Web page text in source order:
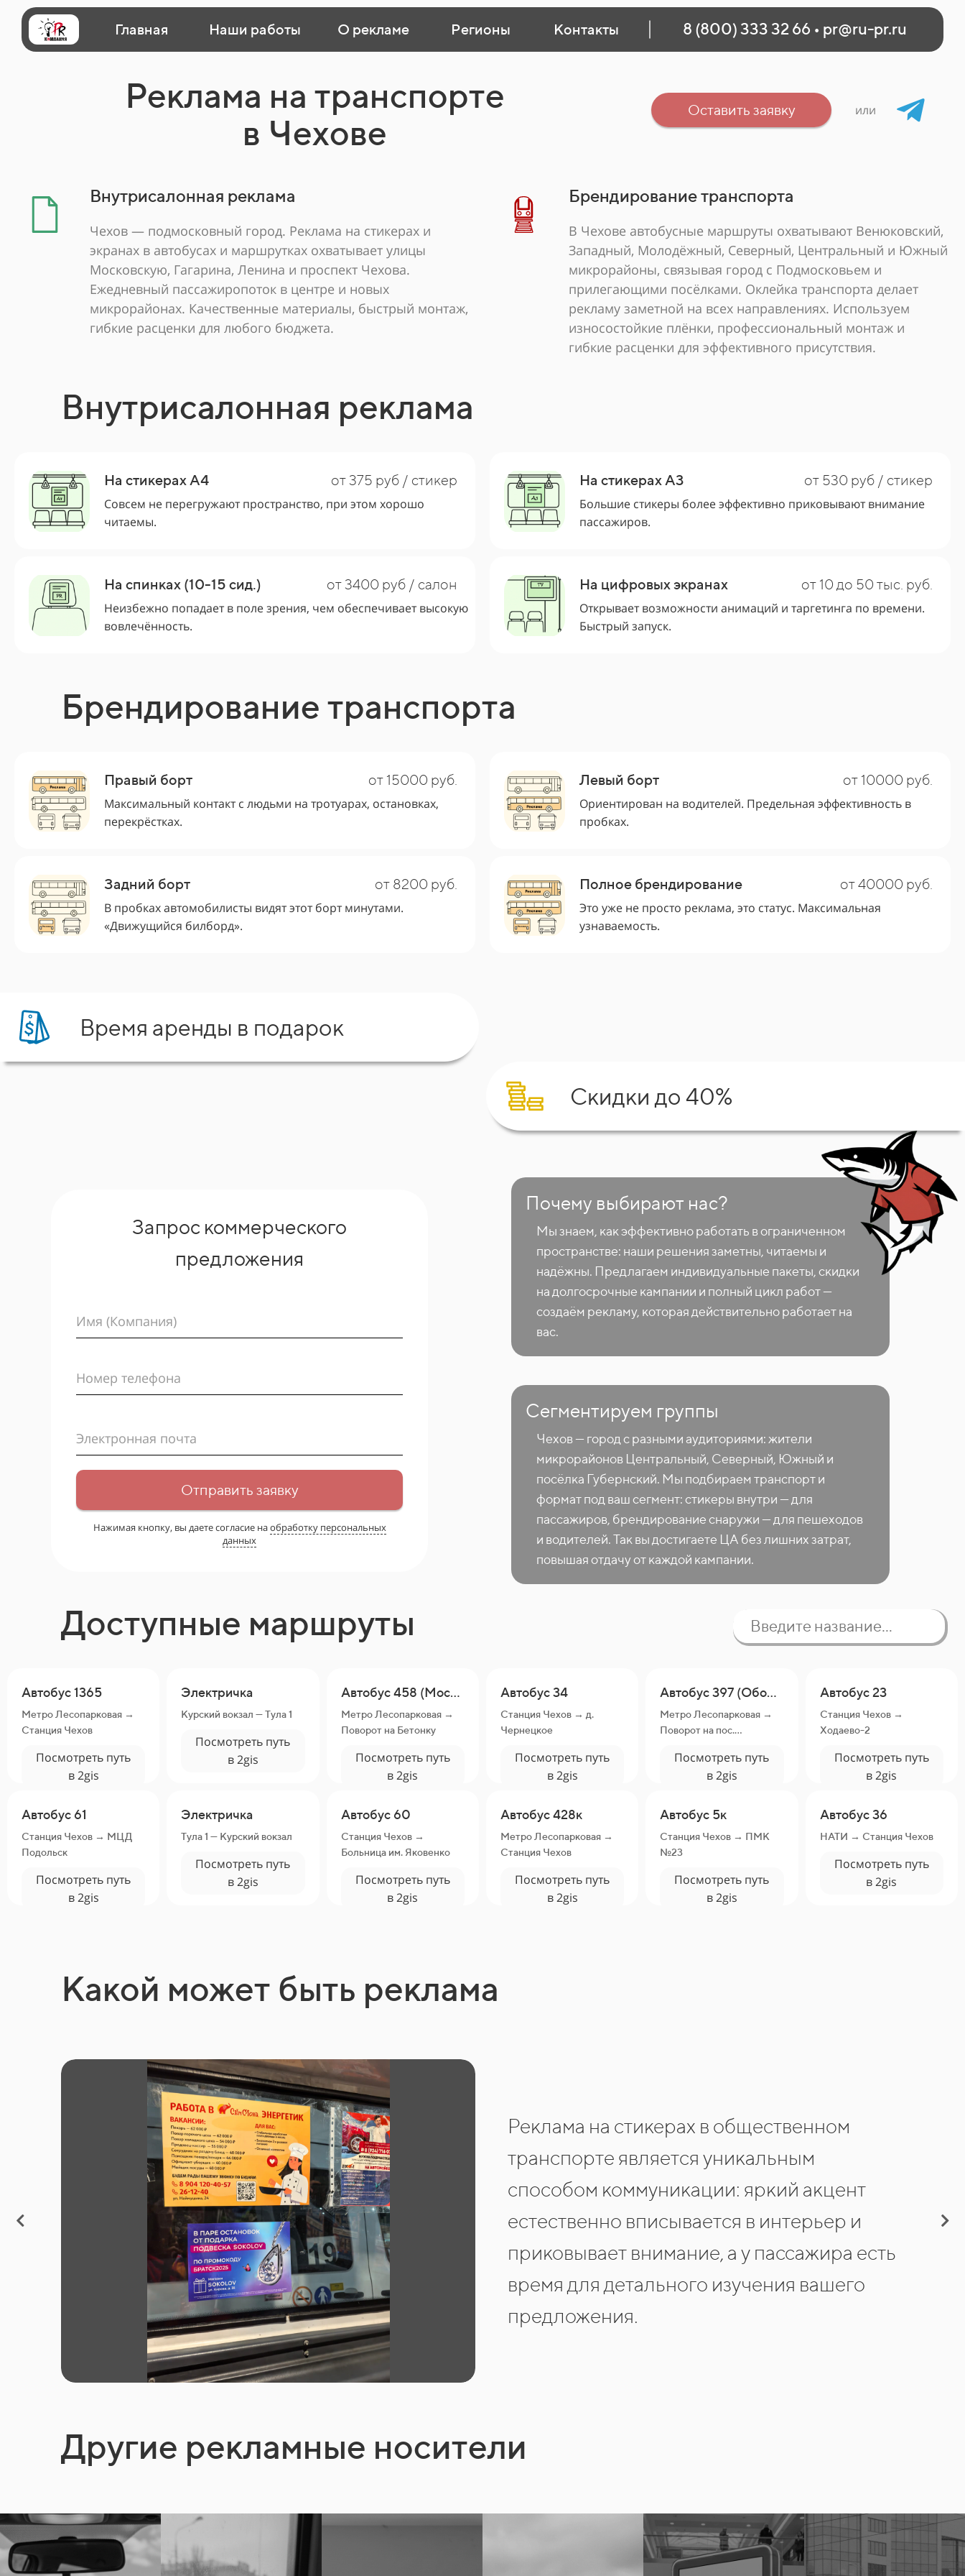
Главная Наши работы О рекламе Регионы Контакты 8 (800) 333 32 66 • pr@ru-pr.ru
Реклама на транспорте
в Чехове
Оставить заявку или
Внутрисалонная реклама
Чехов — подмосковный город. Реклама на стикерах и
экранах в автобусах и маршрутках охватывает улицы
Московскую, Гагарина, Ленина и проспект Чехова.
Ежедневный пассажиропоток в центре и новых
микрорайонах. Качественные материалы, быстрый монтаж,
гибкие расценки для любого бюджета.
Брендирование транспорта
В Чехове автобусные маршруты охватывают Венюковский,
Западный, Молодёжный, Северный, Центральный и Южный
микрорайоны, связывая город с Подмосковьем и
прилегающими посёлками. Оклейка транспорта делает
рекламу заметной на всех направлениях. Используем
износостойкие плёнки, профессиональный монтаж и
гибкие расценки для эффективного присутствия.
Внутрисалонная реклама
На стикерах А4 от 375 руб / стикер
Совсем не перегружают пространство, при этом хорошо
читаемы.
На стикерах А3 от 530 руб / стикер
Большие стикеры более эффективно приковывают внимание
пассажиров.
На спинках (10-15 сид.) от 3400 руб / салон
Неизбежно попадает в поле зрения, чем обеспечивает высокую
вовлечённость.
На цифровых экранах от 10 до 50 тыс. руб.
Открывает возможности анимаций и таргетинга по времени.
Быстрый запуск.
Брендирование транспорта
Правый борт от 15000 руб.
Максимальный контакт с людьми на тротуарах, остановках,
перекрёстках.
Левый борт от 10000 руб.
Ориентирован на водителей. Предельная эффективность в
пробках.
Задний борт от 8200 руб.
В пробках автомобилисты видят этот борт минутами.
«Движущийся билборд».
Полное брендирование от 40000 руб.
Это уже не просто реклама, это статус. Максимальная
узнаваемость.
Время аренды в подарок
Скидки до 40%
Запрос коммерческого
предложения
Имя (Компания)
Номер телефона
Электронная почта
Отправить заявку
Нажимая кнопку, вы даете согласие наобработку персональных
данных
Почему выбирают нас?
Мы знаем, как эффективно работать в ограниченном
пространстве: наши решения заметны, читаемы и
надёжны. Предлагаем индивидуальные пакеты, скидки
на долгосрочные кампании и полный цикл работ —
создаём рекламу, которая действительно работает на
вас.
Сегментируем группы
Чехов — город с разными аудиториями: жители
микрорайонов Центральный, Северный, Южный и
посёлка Губернский. Мы подбираем транспорт и
формат под ваш сегмент: стикеры внутри — для
пассажиров, брендирование снаружи — для пешеходов
и водителей. Так вы достигаете ЦА без лишних затрат,
повышая отдачу от каждой кампании.
Доступные маршруты
Автобус 1365
Метро Лесопарковая →
Станция Чехов
Посмотреть путь
в 2gis
Автобус 61
Станция Чехов → МЦД
Подольск
Посмотреть путь
в 2gis
Электричка
Курский вокзал — Тула 1
Посмотреть путь
в 2gis
Электричка
Тула 1 — Курский вокзал
Посмотреть путь
в 2gis
Автобус 458 (Москва — Серпухов)
Метро Лесопарковая →
Поворот на Бетонку
Посмотреть путь
в 2gis
Автобус 60
Станция Чехов →
Больница им. Яковенко
Посмотреть путь
в 2gis
Автобус 34
Станция Чехов → д.
Чернецкое
Посмотреть путь
в 2gis
Автобус 428к
Метро Лесопарковая →
Станция Чехов
Посмотреть путь
в 2gis
Автобус 397 (Оболенск — Москва)
Метро Лесопарковая →
Поворот на пос.
Посмотреть путь
в 2gis
Автобус 5к
Станция Чехов → ПМК
№23
Посмотреть путь
в 2gis
Автобус 23
Станция Чехов →
Ходаево-2
Посмотреть путь
в 2gis
Автобус 36
НАТИ → Станция Чехов
Посмотреть путь
в 2gis
Какой может быть реклама
Реклама на стикерах в общественном
транспорте является уникальным
способом коммуникации: яркий акцент
естественно вписывается в интерьер и
приковывает внимание, а у пассажира есть
время для детального изучения вашего
предложения.
Другие рекламные носители